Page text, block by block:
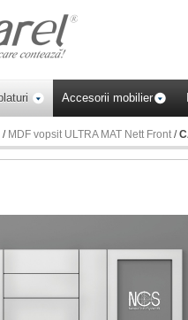
Accesorii mobilier
/ MDF vopsit ULTRA MAT Nett Front /